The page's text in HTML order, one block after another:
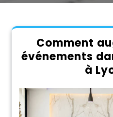
Comment
événements
à